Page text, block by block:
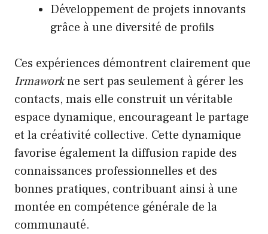
Développement de projets innovants
grâce à une diversité de profils
Ces expériences démontrent clairement que
Irmaworkne sert pas seulement à gérer les
contacts, mais elle construit un véritable
espace dynamique, encourageant le partage
et la créativité collective. Cette dynamique
favorise également la diffusion rapide des
connaissances professionnelles et des
bonnes pratiques, contribuant ainsi à une
montée en compétence générale de la
communauté.